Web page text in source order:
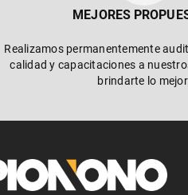
MEJORES
Realizamos permanentemente
calidad y capacitaciones a
brindarte lo